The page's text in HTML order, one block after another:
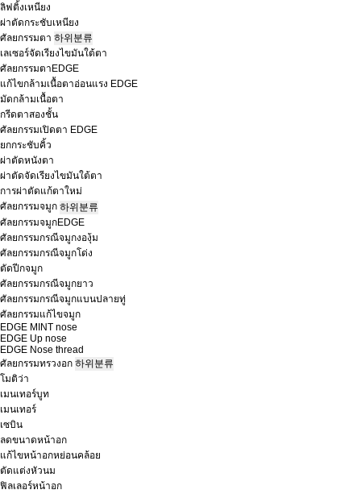
ลิฟติ้งเหนียง
ผ่าตัดกระชับเหนียง
ศัลยกรรมตา 하위분류
เลเซอร์จัดเรียงไขมันใต้ตา
ศัลยกรรมตาEDGE
แก้ไขกล้ามเนื้อตาอ่อนแรง EDGE
มัดกล้ามเนื้อตา
กรีดตาสองชั้น
ศัลยกรรมเปิดตา EDGE
ยกกระชับคิ้ว
ผ่าตัดหนังตา
ผ่าตัดจัดเรียงไขมันใต้ตา
การผ่าตัดแก้ตาใหม่
ศัลยกรรมจมูก 하위분류
ศัลยกรรมจมูกEDGE
ศัลยกรรมกรณีจมูกงองุ้ม
ศัลยกรรมกรณีจมูกโด่ง
ตัดปีกจมูก
ศัลยกรรมกรณีจมูกยาว
ศัลยกรรมกรณีจมูกแบนปลายทู่
ศัลยกรรมแก้ไขจมูก
EDGE MINT nose
EDGE Up nose
EDGE Nose thread
ศัลยกรรมทรวงอก 하위분류
โมติว่า
เมนเทอร์บูท
เมนเทอร์
เซบิน
ลดขนาดหน้าอก
แก้ไขหน้าอกหย่อนคล้อย
ตัดแต่งหัวนม
ฟิลเลอร์หน้าอก